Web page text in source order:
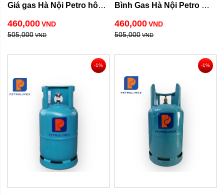
Giá gas Hà Nội Petro hôm
460,000 VND
505,000 VND
Bình Gas Hà Nội Petro
460,000 VND
505,000 VND
-1% -1%